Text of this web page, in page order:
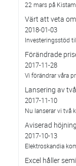
22 mars på
Värt att veta
2018-01-03
Investeringsstöd
Förändrade
2017-11-28
Vi förändrar våra
Lansering av
2017-11-10
Nu lanserar vi två
Aviserad
2017-10-13
Elektroskandia
Excel håller